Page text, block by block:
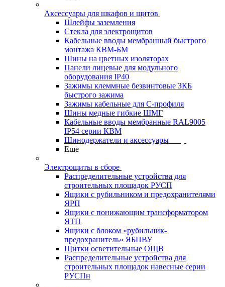
Аксессуары для шкафов и щитов
Шлейфы заземления
Стекла для электрощитов
Кабельные вводы мембранный быстрого
монтажа КВМ-БМ
Шины на цветных изоляторах
Панели лицевые для модульного
оборудования IP40
Зажимы клеммные безвинтовые ЗКБ
быстрого зажима
Зажимы кабельные для С-профиля
Шины медные гибкие ШМГ
Кабельные вводы мембранные RAL9005
IP54 серии КВМ
Шинодержатели и аксессуары
Еще
Электрощиты в сборе
Распределительные устройства для
строительных площадок РУСП
Ящики с рубильником и предохранителями
ЯРП
Ящики с понижающим трансформатором
ЯТП
Ящики с блоком «рубильник-
предохранитель» ЯБПВУ
Щитки осветительные ОЩВ
Распределительные устройства для
строительных площадок навесные серии
РУСПн